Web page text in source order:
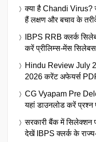
क्या है Chandi Virus?
हैं लक्षण और बचाव के
IBPS RRB क्लर्क
करें प्रीलिम्स-मेंस
Hindu Review July
2026 करेंट अफेयर्स PDF,
CG Vyapam Pre
यहां डाउनलोड करें प्रश्न
सरकारी बैंक में सिलेक्शन
देखें IBPS क्लर्क के